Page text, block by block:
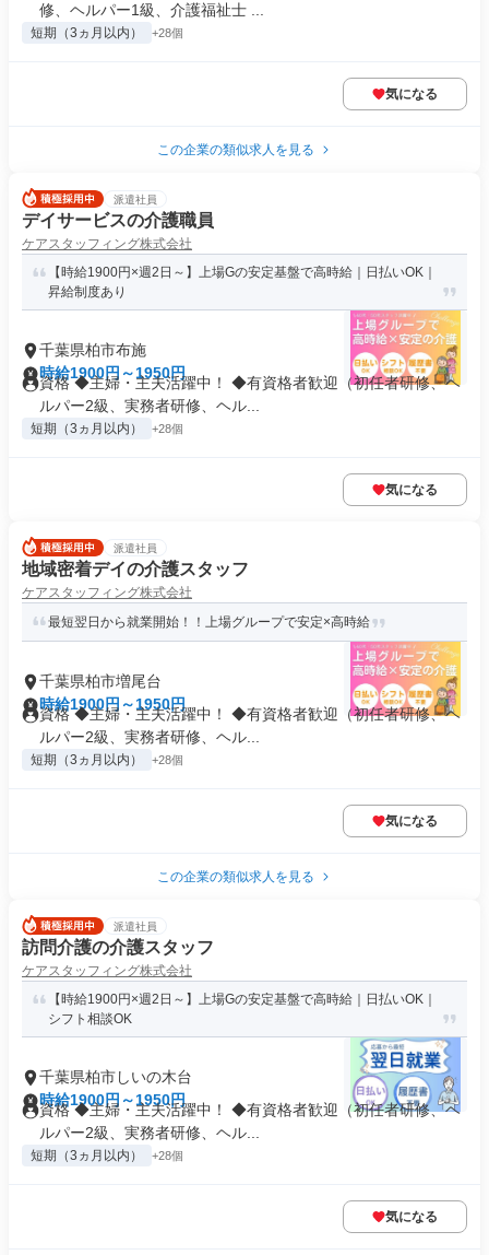
修、ヘルパー1級、介護福祉士 ...
短期（3ヵ月以内） +28個
気になる
この企業の類似求人を見る
派遣社員
デイサービスの介護職員
ケアスタッフィング株式会社
【時給1900円×週2日～】上場Gの安定基盤で高時給｜日払いOK｜
昇給制度あり
千葉県柏市布施
時給1900円～1950円
資格 ◆主婦・主夫活躍中！ ◆有資格者歓迎（初任者研修、ヘ
ルパー2級、実務者研修、ヘル...
短期（3ヵ月以内） +28個
気になる
派遣社員
地域密着デイの介護スタッフ
ケアスタッフィング株式会社
最短翌日から就業開始！！上場グループで安定×高時給
千葉県柏市増尾台
時給1900円～1950円
資格 ◆主婦・主夫活躍中！ ◆有資格者歓迎（初任者研修、ヘ
ルパー2級、実務者研修、ヘル...
短期（3ヵ月以内） +28個
気になる
この企業の類似求人を見る
派遣社員
訪問介護の介護スタッフ
ケアスタッフィング株式会社
【時給1900円×週2日～】上場Gの安定基盤で高時給｜日払いOK｜
シフト相談OK
千葉県柏市しいの木台
時給1900円～1950円
資格 ◆主婦・主夫活躍中！ ◆有資格者歓迎（初任者研修、ヘ
ルパー2級、実務者研修、ヘル...
短期（3ヵ月以内） +28個
気になる